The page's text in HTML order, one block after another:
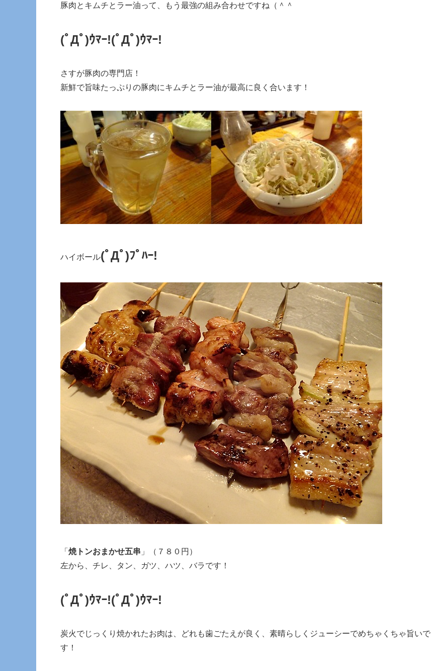
豚肉とキムチとラー油って、もう最強の組み合わせですね（＾＾
(ﾟДﾟ)ｳﾏｰ!(ﾟДﾟ)ｳﾏｰ!
さすが豚肉の専門店！
新鮮で旨味たっぷりの豚肉にキムチとラー油が最高に良く合います！
ハイボール(ﾟДﾟ)ﾌﾟﾊｰ!
「 焼トンおまかせ五串 」（７８０円）
左から、チレ、タン、ガツ、ハツ、バラです！
(ﾟДﾟ)ｳﾏｰ!(ﾟДﾟ)ｳﾏｰ!
炭火でじっくり焼かれたお肉は、どれも歯ごたえが良く、素晴らしくジューシーでめちゃくちゃ旨いで
す！